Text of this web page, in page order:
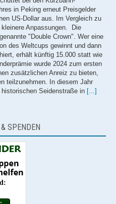
in Peking erneut Preisgelder
US-Dollar aus. Im Vergleich zu
Anpassungen. Die
"Double Crown". Wer eine
des Weltcups gewinnt und dann
erhält künftig 15.000 statt wie
wurde 2024 zum ersten
zusätzlichen Anreiz zu bieten,
teilzunehmen. In diesem Jahr
Seidenstraße in [...]
by Speedo Auch Ginevra
bei den
ihren Stempel auf! Wie
die Italienerin im 5km Rennen
zweiten Rennen. Nach 1:02:31,2
starken letzten Runde mit gut
an und verteidigte somit
aus dem letzten Jahr. Wie
an die Ungarin Viktoria
SPENDEN